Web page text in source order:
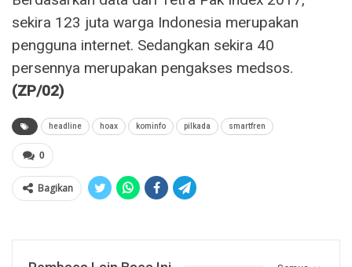
sekira 123 juta warga Indonesia merupakan
pengguna internet. Sedangkan sekira 40
persennya merupakan pengakses medsos.
(ZP/02)
headline hoax kominfo pilkada smartfren
0
Bagikan